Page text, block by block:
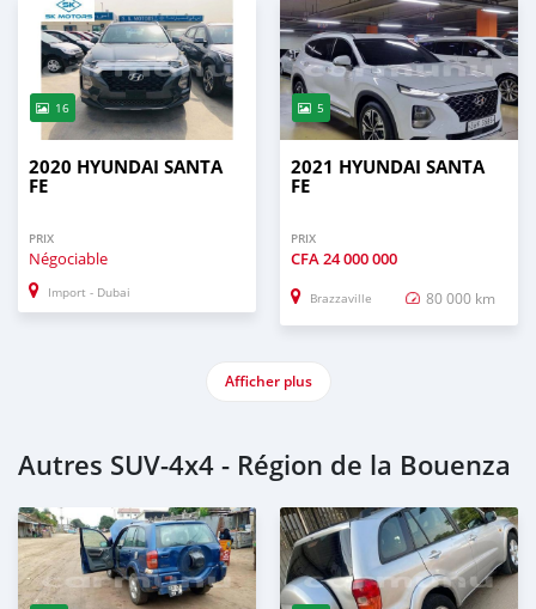
16
2020 HYUNDAI SANTA
FE
PRIX
Négociable
Import - Dubai
5
2021 HYUNDAI SANTA
FE
PRIX
CFA 24 000 000
Brazzaville 80 000 km
Afficher plus
Autres SUV‒4x4 - Région de la Bouenza